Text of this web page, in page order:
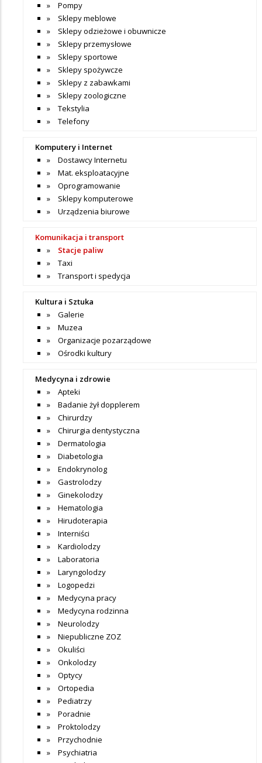
Pompy
Sklepy meblowe
Sklepy odzieżowe i obuwnicze
Sklepy przemysłowe
Sklepy sportowe
Sklepy spożywcze
Sklepy z zabawkami
Sklepy zoologiczne
Tekstylia
Telefony
Komputery i Internet
Dostawcy Internetu
Mat. eksploatacyjne
Oprogramowanie
Sklepy komputerowe
Urządzenia biurowe
Komunikacja i transport
Stacje paliw
Taxi
Transport i spedycja
Kultura i Sztuka
Galerie
Muzea
Organizacje pozarządowe
Ośrodki kultury
Medycyna i zdrowie
Apteki
Badanie żył dopplerem
Chirurdzy
Chirurgia dentystyczna
Dermatologia
Diabetologia
Endokrynolog
Gastrolodzy
Ginekolodzy
Hematologia
Hirudoterapia
Interniści
Kardiolodzy
Laboratoria
Laryngolodzy
Logopedzi
Medycyna pracy
Medycyna rodzinna
Neurolodzy
Niepubliczne ZOZ
Okuliści
Onkolodzy
Optycy
Ortopedia
Pediatrzy
Poradnie
Proktolodzy
Przychodnie
Psychiatria